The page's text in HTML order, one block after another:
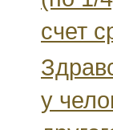
счет
у